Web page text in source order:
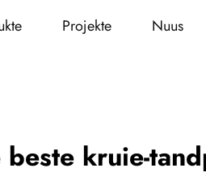
Projekte Nuus
kruie-